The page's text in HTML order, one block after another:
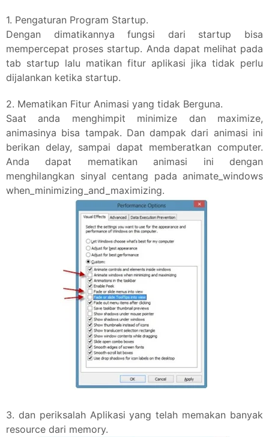
1. Pengaturan Program Startup.
Dengan dimatikannya fungsi dari startup bisa
mempercepat proses startup. Anda dapat melihat pada
tab startup lalu matikan fitur aplikasi jika tidak perlu
dijalankan ketika startup.
2. Mematikan Fitur Animasi yang tidak Berguna.
Saat anda menghimpit minimize dan maximize,
animasinya bisa tampak. Dan dampak dari animasi ini
berikan delay, sampai dapat memberatkan computer.
Anda dapat mematikan animasi ini dengan
menghilangkan sinyal centang pada animate_windows
when_minimizing_and_maximizing.
3. dan periksalah Aplikasi yang telah memakan banyak
resource dari memory.